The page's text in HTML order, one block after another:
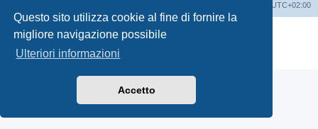
Questo sito utilizza cookie al fine di fornire la
migliore navigazione possibile
Ulteriori informazioni
Accetto
UTC+02:00
Creato da
® Forum Software © phpBB Limited
Traduzione Italiana